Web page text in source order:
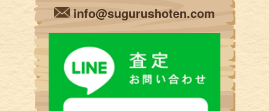
info@sugurushoten.com